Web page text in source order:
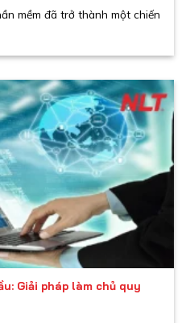
mềm đã trở thành một chiến
Giải pháp làm chủ quy